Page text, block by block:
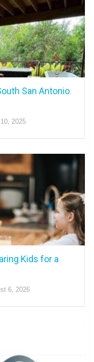
San Antonio
2025
Kids for a
6, 2026